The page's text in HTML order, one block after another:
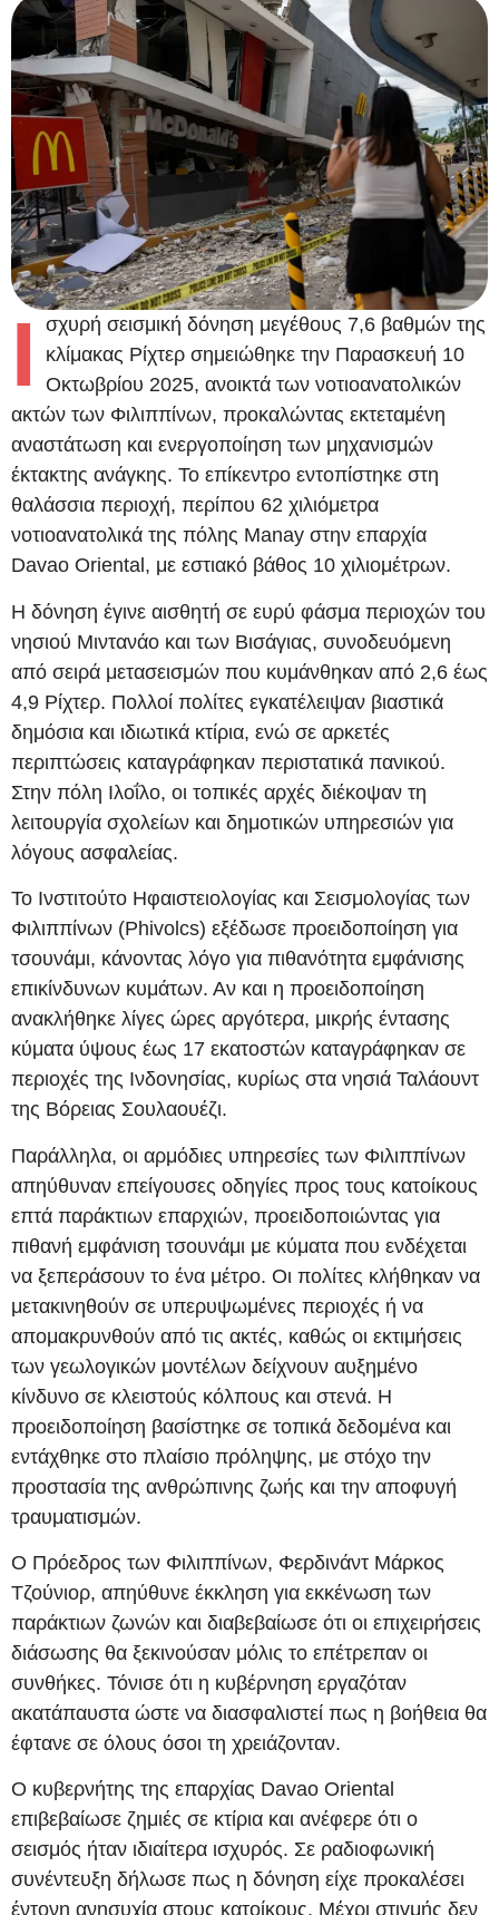
Ι
σχυρή σεισμική δόνηση μεγέθους 7,6 βαθμών της
κλίμακας Ρίχτερ σημειώθηκε την Παρασκευή 10
Οκτωβρίου 2025, ανοικτά των νοτιοανατολικών
ακτών των Φιλιππίνων, προκαλώντας εκτεταμένη
αναστάτωση και ενεργοποίηση των μηχανισμών
έκτακτης ανάγκης. Το επίκεντρο εντοπίστηκε στη
θαλάσσια περιοχή, περίπου 62 χιλιόμετρα
νοτιοανατολικά της πόλης Manay στην επαρχία
Davao Oriental, με εστιακό βάθος 10 χιλιομέτρων.
Η δόνηση έγινε αισθητή σε ευρύ φάσμα περιοχών του
νησιού Μιντανάο και των Βισάγιας, συνοδευόμενη
από σειρά μετασεισμών που κυμάνθηκαν από 2,6 έως
4,9 Ρίχτερ. Πολλοί πολίτες εγκατέλειψαν βιαστικά
δημόσια και ιδιωτικά κτίρια, ενώ σε αρκετές
περιπτώσεις καταγράφηκαν περιστατικά πανικού.
Στην πόλη Ιλοΐλο, οι τοπικές αρχές διέκοψαν τη
λειτουργία σχολείων και δημοτικών υπηρεσιών για
λόγους ασφαλείας.
Το Ινστιτούτο Ηφαιστειολογίας και Σεισμολογίας των
Φιλιππίνων (Phivolcs) εξέδωσε προειδοποίηση για
τσουνάμι, κάνοντας λόγο για πιθανότητα εμφάνισης
επικίνδυνων κυμάτων. Αν και η προειδοποίηση
ανακλήθηκε λίγες ώρες αργότερα, μικρής έντασης
κύματα ύψους έως 17 εκατοστών καταγράφηκαν σε
περιοχές της Ινδονησίας, κυρίως στα νησιά Ταλάουντ
της Βόρειας Σουλαουέζι.
Παράλληλα, οι αρμόδιες υπηρεσίες των Φιλιππίνων
απηύθυναν επείγουσες οδηγίες προς τους κατοίκους
επτά παράκτιων επαρχιών, προειδοποιώντας για
πιθανή εμφάνιση τσουνάμι με κύματα που ενδέχεται
να ξεπεράσουν το ένα μέτρο. Οι πολίτες κλήθηκαν να
μετακινηθούν σε υπερυψωμένες περιοχές ή να
απομακρυνθούν από τις ακτές, καθώς οι εκτιμήσεις
των γεωλογικών μοντέλων δείχνουν αυξημένο
κίνδυνο σε κλειστούς κόλπους και στενά. Η
προειδοποίηση βασίστηκε σε τοπικά δεδομένα και
εντάχθηκε στο πλαίσιο πρόληψης, με στόχο την
προστασία της ανθρώπινης ζωής και την αποφυγή
τραυματισμών.
Ο Πρόεδρος των Φιλιππίνων, Φερδινάντ Μάρκος
Τζούνιορ, απηύθυνε έκκληση για εκκένωση των
παράκτιων ζωνών και διαβεβαίωσε ότι οι επιχειρήσεις
διάσωσης θα ξεκινούσαν μόλις το επέτρεπαν οι
συνθήκες. Τόνισε ότι η κυβέρνηση εργαζόταν
ακατάπαυστα ώστε να διασφαλιστεί πως η βοήθεια θα
έφτανε σε όλους όσοι τη χρειάζονταν.
Ο κυβερνήτης της επαρχίας Davao Oriental
επιβεβαίωσε ζημιές σε κτίρια και ανέφερε ότι ο
σεισμός ήταν ιδιαίτερα ισχυρός. Σε ραδιοφωνική
συνέντευξη δήλωσε πως η δόνηση είχε προκαλέσει
έντονη ανησυχία στους κατοίκους. Μέχρι στιγμής δεν